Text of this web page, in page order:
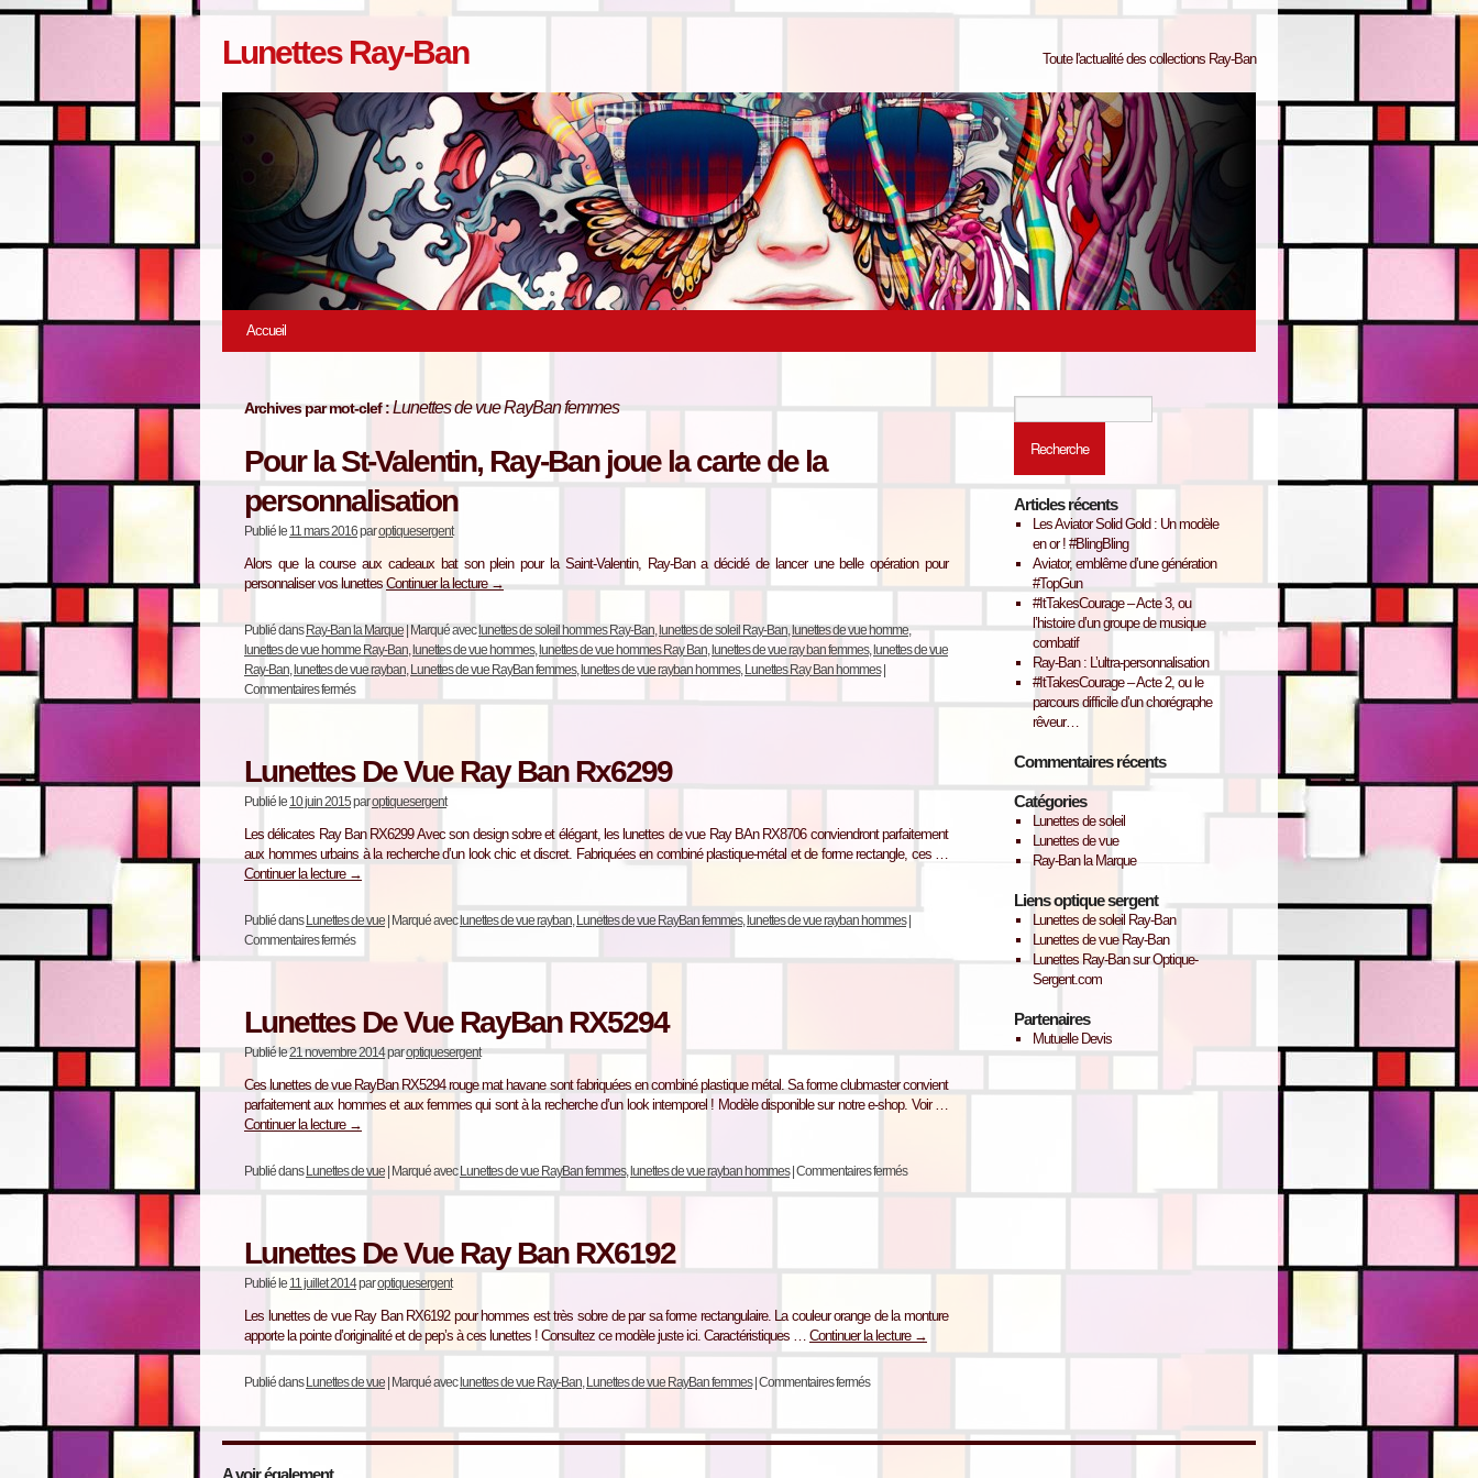
Lunettes Ray-Ban Toute l'actualité des collections Ray-Ban
Accueil
Archives par mot-clef :Lunettes de vue RayBan femmes
Pour la St-Valentin, Ray-Ban joue la carte de la
personnalisation
Publié le 11 mars 2016paroptiquesergent
Alors que la course aux cadeaux bat son plein pour la Saint-Valentin, Ray-Ban a décidé de lancer une belle opération pour
personnaliser vos lunettesContinuer la lecture→
Publié dans Ray-Ban la Marque Marqué avec lunettes de soleil hommes Ray-Ban, lunettes de soleil Ray-Ban, lunettes de vue homme,
lunettes de vue homme Ray-Ban, lunettes de vue hommes, lunettes de vue hommes Ray Ban, lunettes de vue ray ban femmes, lunettes de vue
Ray-Ban, lunettes de vue rayban, Lunettes de vue RayBan femmes, lunettes de vue rayban hommes, Lunettes Ray Ban hommes
Commentaires fermés
Lunettes De Vue Ray Ban Rx6299
Publié le 10 juin 2015paroptiquesergent
Les délicates Ray Ban RX6299 Avec son design sobre et élégant, les lunettes de vue Ray BAn RX8706 conviendront parfaitement
aux hommes urbains à la recherche d’un look chic et discret. Fabriquées en combiné plastique-métal et de forme rectangle, ces …
Continuer la lecture →
Publié dans Lunettes de vue Marqué avec lunettes de vue rayban, Lunettes de vue RayBan femmes, lunettes de vue rayban hommes
Commentaires fermés
Lunettes De Vue RayBan RX5294
Publié le21 novembre 2014paroptiquesergent
Ces lunettes de vue RayBan RX5294 rouge mat havane sont fabriquées en combiné plastique métal. Sa forme clubmaster convient
parfaitement aux hommes et aux femmes qui sont à la recherche d’un look intemporel ! Modèle disponible sur notre e-shop. Voir …
Continuer la lecture →
Publié dans Lunettes de vue Marqué avec Lunettes de vue RayBan femmes, lunettes de vue rayban hommes Commentaires fermés
Lunettes De Vue Ray Ban RX6192
Publié le 11 juillet 2014paroptiquesergent
Les lunettes de vue Ray Ban RX6192 pour hommes est très sobre de par sa forme rectangulaire. La couleur orange de la monture
apporte la pointe d’originalité et de pep’s à ces lunettes ! Consultez ce modèle juste ici. Caractéristiques … Continuer la lecture →
Publié dans Lunettes de vue Marqué avec lunettes de vue Ray-Ban, Lunettes de vue RayBan femmes Commentaires fermés
Articles récents
Les Aviator Solid Gold : Un modèle
en or ! #BlingBling
Aviator, emblême d’une génération
#TopGun
#ItTakesCourage – Acte 3, ou
l’histoire d’un groupe de musique
combatif
Ray-Ban : L’ultra-personnalisation
#ItTakesCourage – Acte 2, ou le
parcours difficile d’un chorégraphe
rêveur…
Commentaires récents
Catégories
Lunettes de soleil
Lunettes de vue
Ray-Ban la Marque
Liens optique sergent
Lunettes de soleil Ray-Ban
Lunettes de vue Ray-Ban
Lunettes Ray-Ban sur Optique-
Sergent.com
Partenaires
Mutuelle Devis
A voir également